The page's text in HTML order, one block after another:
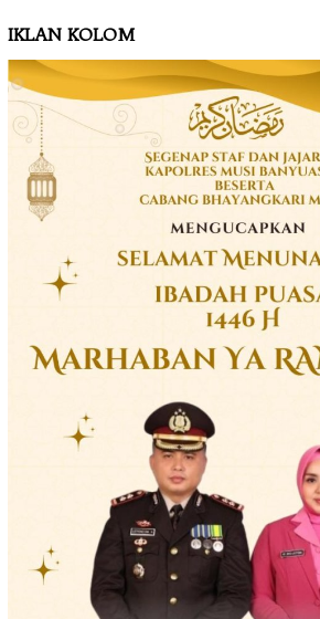
IKLAN KOLOM